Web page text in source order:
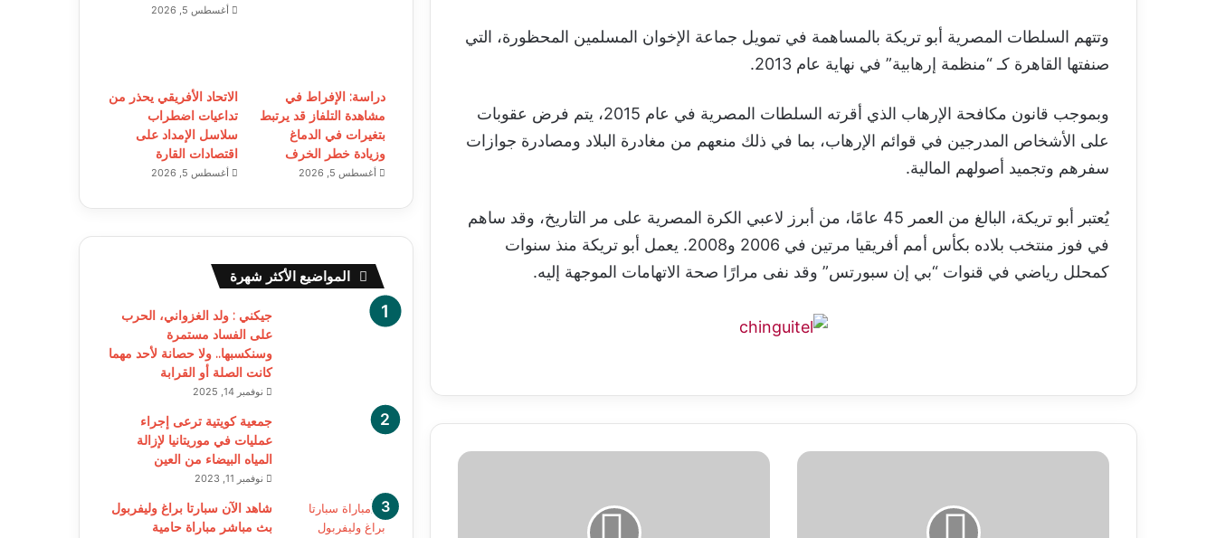
وتتهم السلطات المصرية أبو تريكة بالمساهمة في تمويل جماعة الإخوان المسلمين المحظورة، التي
صنفتها القاهرة كـ “منظمة إرهابية” في نهاية عام 2013.
وبموجب قانون مكافحة الإرهاب الذي أقرته السلطات المصرية في عام 2015، يتم فرض عقوبات
على الأشخاص المدرجين في قوائم الإرهاب، بما في ذلك منعهم من مغادرة البلاد ومصادرة جوازات
سفرهم وتجميد أصولهم المالية.
يُعتبر أبو تريكة، البالغ من العمر 45 عامًا، من أبرز لاعبي الكرة المصرية على مر التاريخ، وقد ساهم
في فوز منتخب بلاده بكأس أمم أفريقيا مرتين في 2006 و2008. يعمل أبو تريكة منذ سنوات
كمحلل رياضي في قنوات “بي إن سبورتس” وقد نفى مرارًا صحة الاتهامات الموجهة إليه.
المغرب
البعثة
أغسطس 5, 2026
دراسة: الإفراط في
مشاهدة التلفاز قد يرتبط
بتغيرات في الدماغ
وزيادة خطر الخرف
أغسطس 5, 2026
الاتحاد الأفريقي يحذر من
تداعيات اضطراب
سلاسل الإمداد على
اقتصادات القارة
أغسطس 5, 2026
المواضيع الأكثر شهرة
جيكني : ولد الغزواني، الحرب
على الفساد مستمرة
وسنكسبها.. ولا حصانة لأحد مهما
كانت الصلة أو القرابة
نوفمبر 14, 2025
جمعية كويتية ترعى إجراء
عمليات في موريتانيا لإزالة
المياه البيضاء من العين
نوفمبر 11, 2023
شاهد الآن سبارتا براغ وليفربول
بث مباشر مباراة حامية